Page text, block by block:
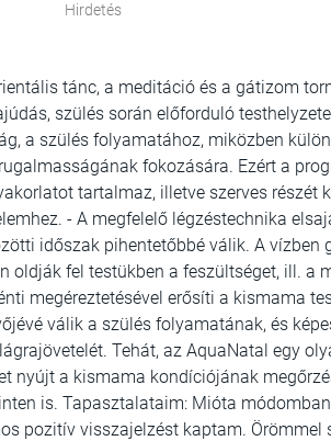
Hirdetés
tánc, a meditáció és a gátizom
szülés során előforduló
a szülés folyamatához, miközben
fokozására. Ezért a
tartalmaz, illetve szerves részét
- A megfelelő légzéstechnika
időszak pihentetőbbé válik. A vízben
oldják fel testükben a feszültséget, ill. a
megéreztetésével erősíti a kismama
válik a szülés folyamatának, és
Tehát, az AquaNatal egy
nyújt a kismama kondíciójának
is. Tapasztalataim: Mióta
pozitív visszajelzést kaptam. Örömmel